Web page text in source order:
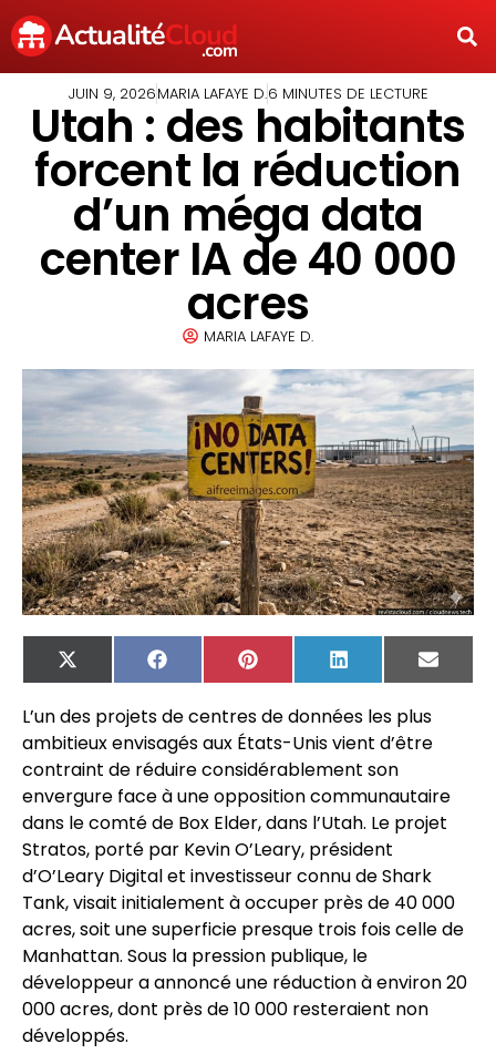
JUIN 9, 2026MARIA LAFAYE D.6 MINUTES DE LECTURE
Utah : des habitants
forcent la réduction
d’un méga data
center IA de 40 000
acres
MARIA LAFAYE D.
X
(Twitter)
FacebookPinterest LinkedIn
Email
L’un des projets de centres de données les plus
ambitieux envisagés aux États-Unis vient d’être
contraint de réduire considérablement son
envergure face à une opposition communautaire
dans le comté de Box Elder, dans l’Utah. Le projet
Stratos, porté par Kevin O’Leary, président
d’O’Leary Digital et investisseur connu de Shark
Tank, visait initialement à occuper près de 40 000
acres, soit une superficie presque trois fois celle de
Manhattan. Sous la pression publique, le
développeur a annoncé une réduction à environ 20
000 acres, dont près de 10 000 resteraient non
développés.